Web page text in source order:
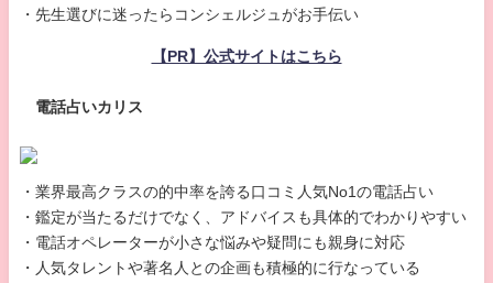
・先生選びに迷ったらコンシェルジュがお手伝い
【PR】公式サイトはこちら
電話占いカリス
・業界最高クラスの的中率を誇る口コミ人気No1の電話占い
・鑑定が当たるだけでなく、アドバイスも具体的でわかりやすい
・電話オペレーターが小さな悩みや疑問にも親身に対応
・人気タレントや著名人との企画も積極的に行なっている